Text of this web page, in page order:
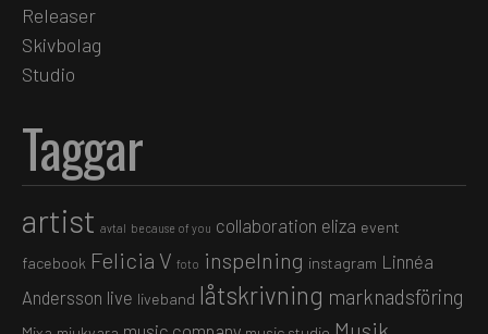
Releaser
Skivbolag
Studio
Taggar
artist avtal because of you collaboration eliza event
facebook Felicia V foto inspelning instagram Linnéa
Andersson live liveband låtskrivning marknadsföring